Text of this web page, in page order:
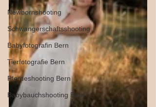
Newbornshooting
Schwangerschaftsshooting
Babyfotografin Bern
Tierfotografie Bern
Pferdeshooting Bern
Babybauchshooting Bern